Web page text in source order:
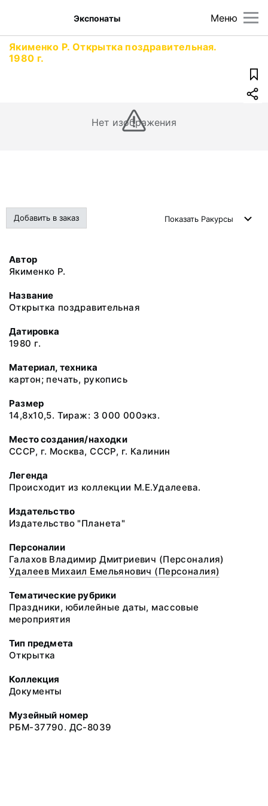
Меню
Экспонаты
Якименко Р. Открытка поздравительная.
1980 г.
Нет изображения
Добавить в заказ Показать Ракурсы
Автор
Якименко Р.
Название
Открытка поздравительная
Датировка
1980 г.
Материал, техника
картон; печать, рукопись
Размер
14,8х10,5. Тираж: 3 000 000экз.
Место создания/находки
СССР, г. Москва, СССР, г. Калинин
Легенда
Происходит из коллекции М.Е.Удалеева.
Издательство
Издательство "Планета"
Персоналии
Галахов Владимир Дмитриевич (Персоналия)
Удалеев Михаил Емельянович (Персоналия)
Тематические рубрики
Праздники, юбилейные даты, массовые
мероприятия
Тип предмета
Открытка
Коллекция
Документы
Музейный номер
РБМ-37790. ДС-8039